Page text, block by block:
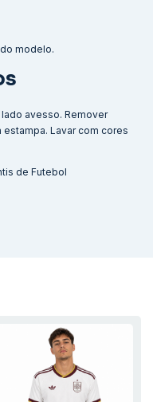
modelo.
avesso. Remover
Lavar com cores
de Futebol